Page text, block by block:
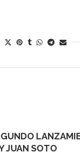
JUAN SOTO